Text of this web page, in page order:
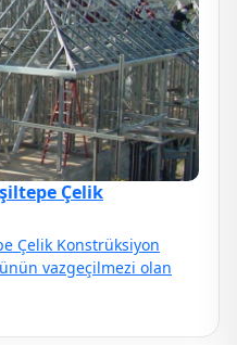
Çelik
Çelik Konstrüksiyon
vazgeçilmezi olan